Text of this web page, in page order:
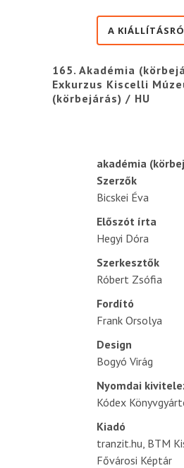
A
165. Akadémia
Exkurzus Kiscelli
(körbejárás) / HU
akadémia
Szerzők
Bicskei Éva
Előszót írta
Hegyi Dóra
Szerkesztők
Róbert Zsófia
Fordító
Frank Orsolya
Design
Bogyó Virág
Nyomdai
Kódex
Kiadó
tranzit.hu, BTM
Fővárosi Képtár